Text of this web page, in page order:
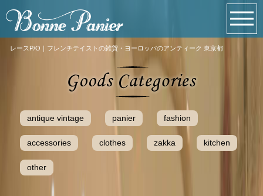
レースP/O｜フレンチテイストの雑貨・ヨーロッパのアンティーク 東京都
antique vintage panier fashion
accessories clothes zakka kitchen
other